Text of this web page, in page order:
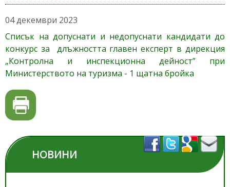
04 декември 2023
Списък на допуснати и недопуснати кандидати до
конкурс за длъжността главен експерт в дирекция
„Контролна и инспекционна дейност” при
Министерството на туризма - 1 щатна бройка
НОВИНИ